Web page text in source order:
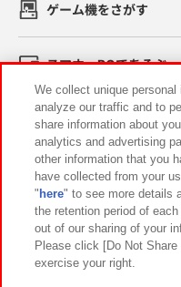
ゲーム機をさがす
スマホ・PCであそぶ
イベント・キャンペーン
関連会社 サステ
プライバシーポリシー
お取引先さまととも
We collect unique
analyze our traffic and to
share information about
analytics and advertising
other information that you
have collected from your
" here" to see more details
the retention period of
out of our sharing of your
Please click [Do Not
exercise your right.